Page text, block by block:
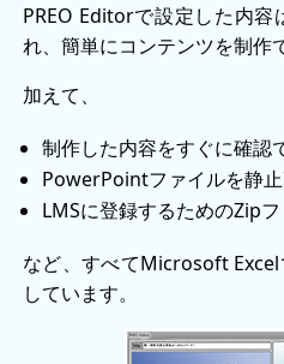
PREO Editorで設定した内
れ、簡単にコンテンツを制作
加えて、
制作した内容をすぐに確認
PowerPointファイルを静
LMSに登録するためのZip
など、すべてMicrosoft
しています。